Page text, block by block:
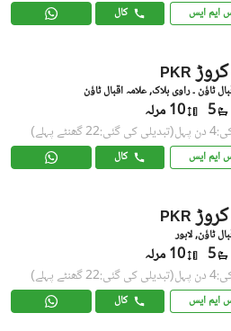
ایم ایس کال
PKR
ٹاؤن ۔ راوی بلاک, علامہ اقبال ٹاؤن
5 10 مرلہ
پہل (تبدیلی کی گئی:22 گھنٹے پہلے)
ایم ایس کال
PKR
ٹاؤن, لاہور
5 10 مرلہ
پہل (تبدیلی کی گئی:22 گھنٹے پہلے)
ایم ایس کال